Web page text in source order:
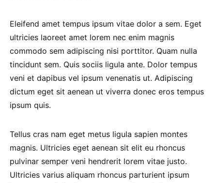
Eleifend amet tempus ipsum vitae dolor a sem. Eget
ultricies laoreet amet lorem nec enim magnis
commodo sem adipiscing nisi porttitor. Quam nulla
tincidunt sem. Quis sociis ligula ante. Dolor tempus
veni et dapibus vel ipsum venenatis ut. Adipiscing
dictum eget sit aenean ut viverra donec eros tempus
ipsum quis.
Tellus cras nam eget metus ligula sapien montes
magnis. Ultricies eget aenean sit elit eu rhoncus
pulvinar semper veni hendrerit lorem vitae justo.
Ultricies varius aliquam rhoncus parturient ipsum